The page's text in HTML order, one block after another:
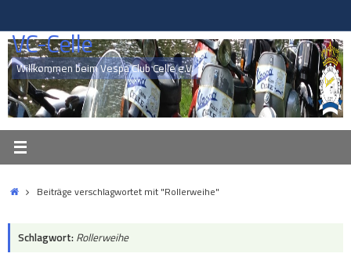
springen
VC-Celle
Willkommen beim Vespa Club Celle e.V.
StartBeiträge verschlagwortet mit "Rollerweihe"
Schlagwort: Rollerweihe